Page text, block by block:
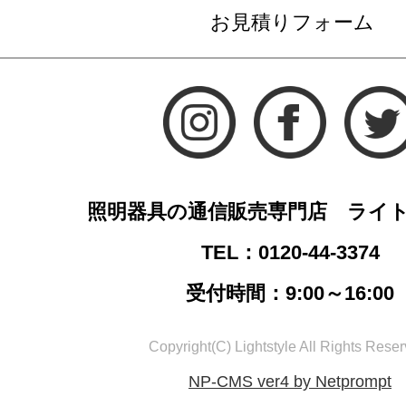
お見積りフォーム
照明器具の通信販売専門店 ライ
TEL：0120-44-3374
受付時間：9:00～16:00
Copyright(C) Lightstyle All Rights
NP-CMS ver4 by Netprompt